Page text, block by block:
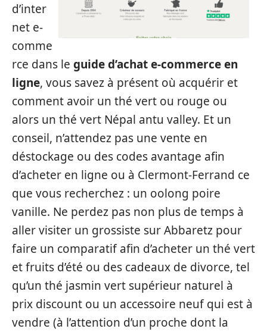
d’inter
net e-
comme
rce dans le guide d’achat e-commerce en
ligne, vous savez à présent où acquérir et
comment avoir un thé vert ou rouge ou
alors un thé vert Népal antu valley. Et un
conseil, n’attendez pas une vente en
déstockage ou des codes avantage afin
d’acheter en ligne ou à Clermont-Ferrand ce
que vous recherchez : un oolong poire
vanille. Ne perdez pas non plus de temps à
aller visiter un grossiste sur Abbaretz pour
faire un comparatif afin d’acheter un thé vert
et fruits d’été ou des cadeaux de divorce, tel
qu’un thé jasmin vert supérieur naturel à
prix discount ou un accessoire neuf qui est à
vendre (à l’attention d’un proche dont la